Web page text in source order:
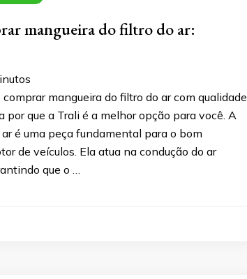
mangueira do filtro do ar:
mangueira do filtro do ar com qualidade
por que a Trali é a melhor opção para você. A
é uma peça fundamental para o bom
de veículos. Ela atua na condução do ar
que o …